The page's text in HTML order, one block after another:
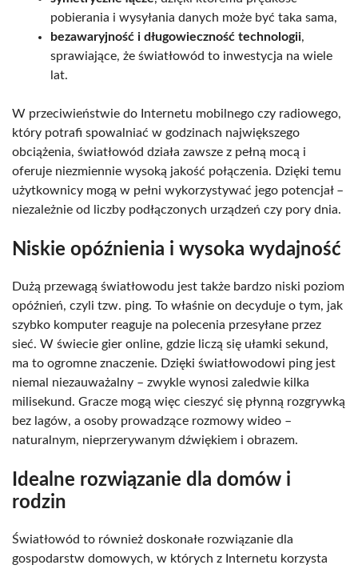
pobierania i wysyłania danych może być taka sama,
bezawaryjność i długowieczność technologii,
sprawiające, że światłowód to inwestycja na wiele
lat.
W przeciwieństwie do Internetu mobilnego czy radiowego,
który potrafi spowalniać w godzinach największego
obciążenia, światłowód działa zawsze z pełną mocą i
oferuje niezmiennie wysoką jakość połączenia. Dzięki temu
użytkownicy mogą w pełni wykorzystywać jego potencjał –
niezależnie od liczby podłączonych urządzeń czy pory dnia.
Niskie opóźnienia i wysoka wydajność
Dużą przewagą światłowodu jest także bardzo niski poziom
opóźnień, czyli tzw. ping. To właśnie on decyduje o tym, jak
szybko komputer reaguje na polecenia przesyłane przez
sieć. W świecie gier online, gdzie liczą się ułamki sekund,
ma to ogromne znaczenie. Dzięki światłowodowi ping jest
niemal niezauważalny – zwykle wynosi zaledwie kilka
milisekund. Gracze mogą więc cieszyć się płynną rozgrywką
bez lagów, a osoby prowadzące rozmowy wideo –
naturalnym, nieprzerywanym dźwiękiem i obrazem.
Idealne rozwiązanie dla domów i
rodzin
Światłowód to również doskonałe rozwiązanie dla
gospodarstw domowych, w których z Internetu korzysta